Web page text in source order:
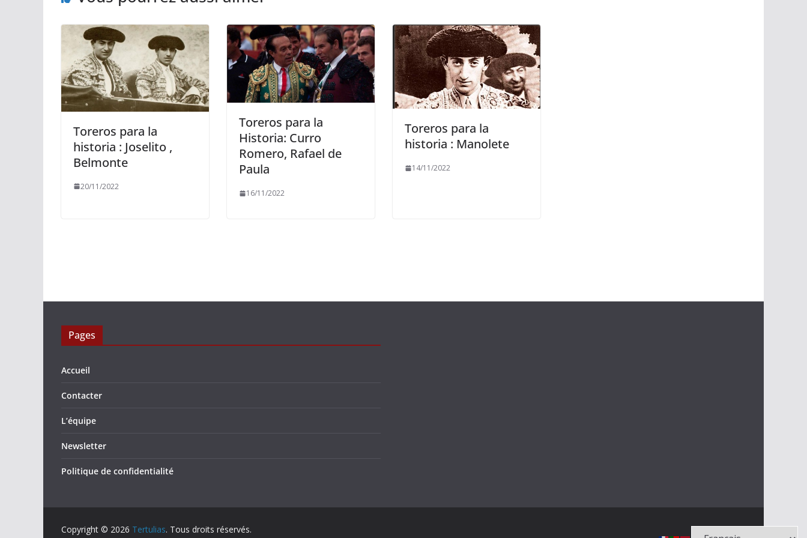
Toreros para la
historia : Joselito ,
Belmonte
20/11/2022
Toreros para la
Historia: Curro
Romero, Rafael de
Paula
16/11/2022
Toreros para la
historia : Manolete
14/11/2022
Pages
Accueil
Contacter
L’équipe
Newsletter
Politique de confidentialité
Copyright © 2026 Tertulias. Tous droits réservés.